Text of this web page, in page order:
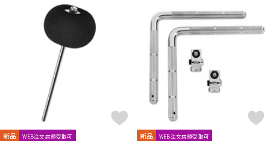
ドラム パーカッション
キーボード 電子ピアノ
新品 WEB注文店頭受取可 新品 WEB注文店頭受取可